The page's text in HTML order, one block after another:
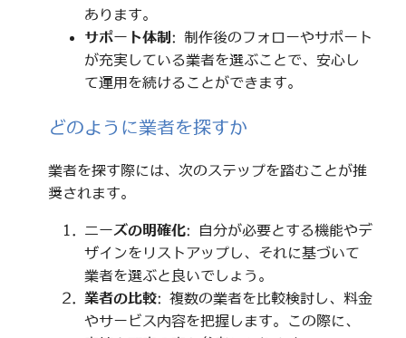
あります。
サポート体制 : 制作後のフォローやサポート
が充実している業者を選ぶことで、安心し
て運用を続けることができます。
どのように業者を探すか
業者を探す際には、次のステップを踏むことが推
奨されます。
ニーズの明確化: 自分が必要とする機能やデ
ザインをリストアップし、それに基づいて
業者を選ぶと良いでしょう。
業者の比較: 複数の業者を比較検討し、料金
やサービス内容を把握します。この際に、